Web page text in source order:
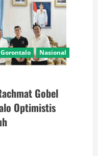
Nasional
Gobel
Optimistis